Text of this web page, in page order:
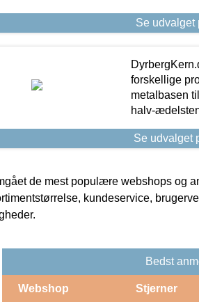
Se udvalget
forskellige
metalbasen
halv-
Se udvalget
de mest populære webshops og
kundeservice,
Bedst
Webshop Stjerner